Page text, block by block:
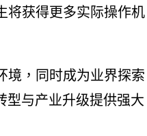
将获得更多实际操作机
境，同时成为业界探索
型与产业升级提供强大